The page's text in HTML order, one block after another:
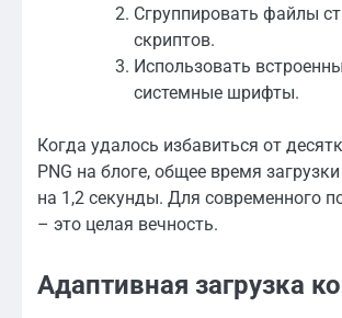
Сгруппировать файлы
скриптов.
Использовать
системные шрифты.
Когда удалось избавиться от
PNG на блоге, общее время
на 1,2 секунды. Для современного
– это целая вечность.
Адаптивная загрузка